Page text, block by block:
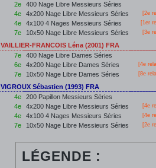
2e
400 Nage Libre Messieurs Séries
4e
4x200 Nage Libre Messieurs Séries [2e
4e 4x100 4 Nages Messieurs Séries [1er
7e 10x50 Nage Libre Messieurs Séries [3e
VAILLIER-FRANCOIS Léna (2001) FRA
7e
400 Nage Libre Dames Séries
6e
4x200 Nage Libre Dames Séries [4e
7e 10x50 Nage Libre Dames Séries [8e
VIGROUX Sébastien (1993) FRA
4e
200 Papillon Messieurs Séries
4e
4x200 Nage Libre Messieurs Séries [4e
4e 4x100 4 Nages Messieurs Séries [4e
7e 10x50 Nage Libre Messieurs Séries [2e
LÉGENDE :